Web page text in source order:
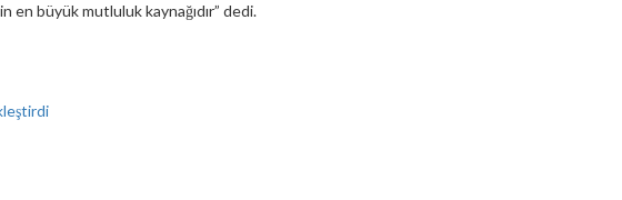
en büyük mutluluk kaynağıdır” dedi.